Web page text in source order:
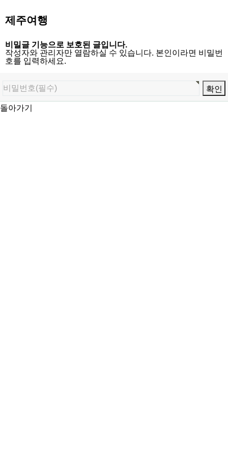
제주여행
비밀글 기능으로 보호된 글입니다.
작성자와 관리자만 열람하실 수 있습니다. 본인이라면 비밀번
호를 입력하세요.
돌아가기